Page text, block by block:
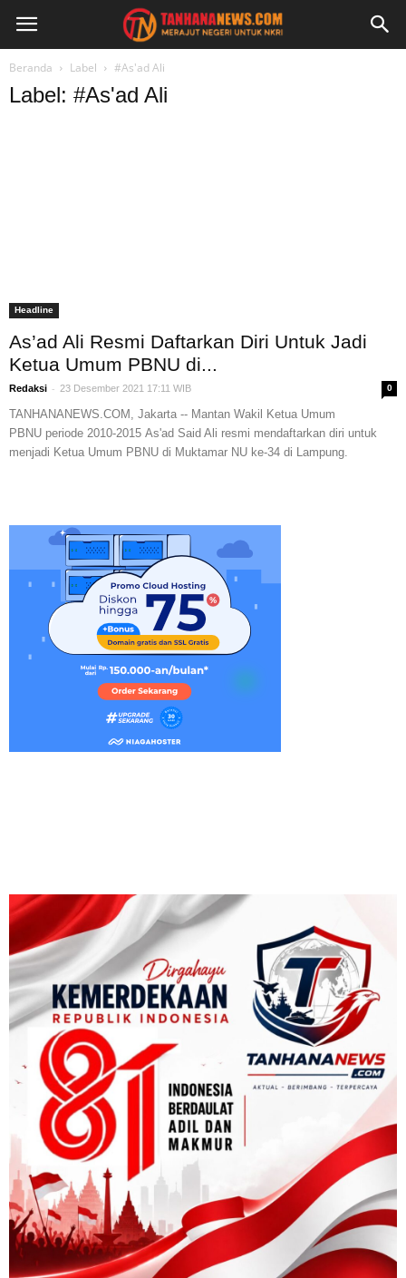
Beranda Label #As'ad Ali
Label: #As'ad Ali
Headline
As’ad Ali Resmi Daftarkan Diri Untuk Jadi
Ketua Umum PBNU di...
Redaksi - 23 Desember 2021 17:11 WIB 0
TANHANANEWS.COM, Jakarta -- Mantan Wakil Ketua Umum
PBNU periode 2010-2015 As'ad Said Ali resmi mendaftarkan diri untuk
menjadi Ketua Umum PBNU di Muktamar NU ke-34 di Lampung.